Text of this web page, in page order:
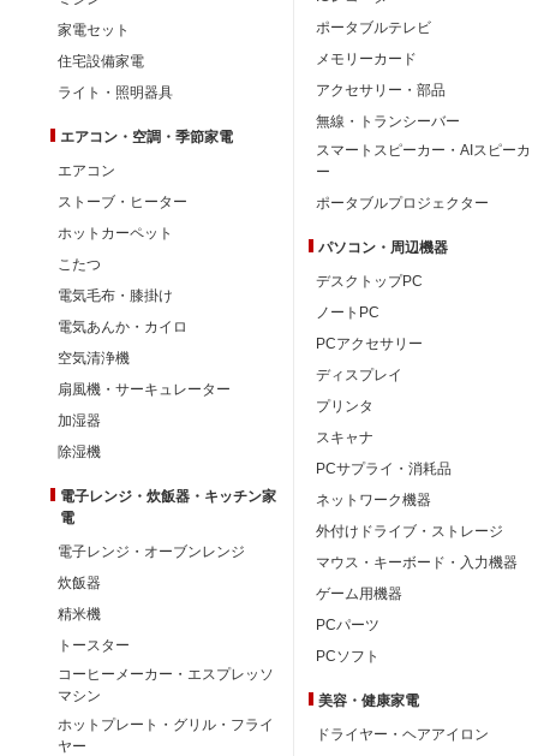
家電セット
住宅設備家電
ライト・照明器具
エアコン・空調・季節家電
エアコン
ストーブ・ヒーター
ホットカーペット
こたつ
電気毛布・膝掛け
電気あんか・カイロ
空気清浄機
扇風機・サーキュレーター
加湿器
除湿機
電子レンジ・炊飯器・キッチン家
電
電子レンジ・オーブンレンジ
炊飯器
精米機
トースター
コーヒーメーカー・エスプレッソ
マシン
ホットプレート・グリル・フライ
ヤー
ポータブルテレビ
メモリーカード
アクセサリー・部品
無線・トランシーバー
スマートスピーカー・AIスピーカ
ー
ポータブルプロジェクター
パソコン・周辺機器
デスクトップPC
ノートPC
PCアクセサリー
ディスプレイ
プリンタ
スキャナ
PCサプライ・消耗品
ネットワーク機器
外付けドライブ・ストレージ
マウス・キーボード・入力機器
ゲーム用機器
PCパーツ
PCソフト
美容・健康家電
ドライヤー・ヘアアイロン